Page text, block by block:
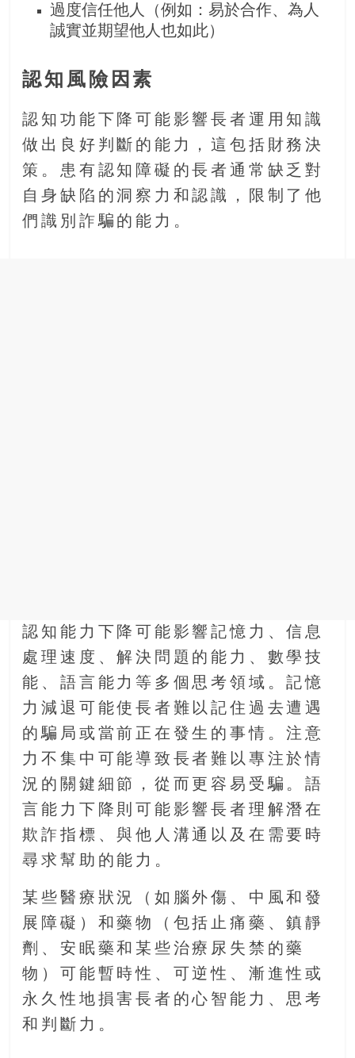
過度信任他人（例如：易於合作、為人
誠實並期望他人也如此）
認知風險因素
認知功能下降可能影響長者運用知識
做出良好判斷的能力，這包括財務決
策。患有認知障礙的長者通常缺乏對
自身缺陷的洞察力和認識，限制了他
們識別詐騙的能力。
認知能力下降可能影響記憶力、信息
處理速度、解決問題的能力、數學技
能、語言能力等多個思考領域。記憶
力減退可能使長者難以記住過去遭遇
的騙局或當前正在發生的事情。注意
力不集中可能導致長者難以專注於情
況的關鍵細節，從而更容易受騙。語
言能力下降則可能影響長者理解潛在
欺詐指標、與他人溝通以及在需要時
尋求幫助的能力。
某些醫療狀況（如腦外傷、中風和發
展障礙）和藥物（包括止痛藥、鎮靜
劑、安眠藥和某些治療尿失禁的藥
物）可能暫時性、可逆性、漸進性或
永久性地損害長者的心智能力、思考
和判斷力。